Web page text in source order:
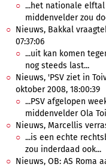
...het nationale elftal
middenvelder zou
Nieuws, Bakkal
07:37:06
...uit kan komen
nog steeds last...
Nieuws, 'PSV ziet in
oktober 2008, 18:00:39
...PSV afgelopen
middenvelder Ola
Nieuws, Marcellis
...is een echte
zou inderdaad ook...
Nieuws, OB: AS Roma